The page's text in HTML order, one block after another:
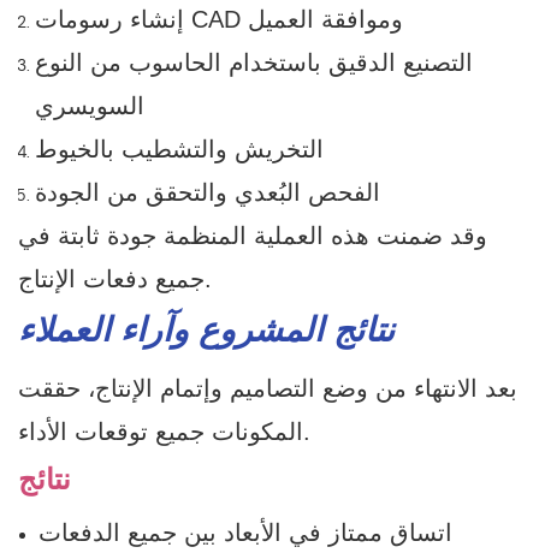
إنشاء رسومات CAD وموافقة العميل
التصنيع الدقيق باستخدام الحاسوب من النوع
السويسري
التخريش والتشطيب بالخيوط
الفحص البُعدي والتحقق من الجودة
وقد ضمنت هذه العملية المنظمة جودة ثابتة في
جميع دفعات الإنتاج.
نتائج المشروع وآراء العملاء
بعد الانتهاء من وضع التصاميم وإتمام الإنتاج، حققت
المكونات جميع توقعات الأداء.
نتائج
اتساق ممتاز في الأبعاد بين جميع الدفعات